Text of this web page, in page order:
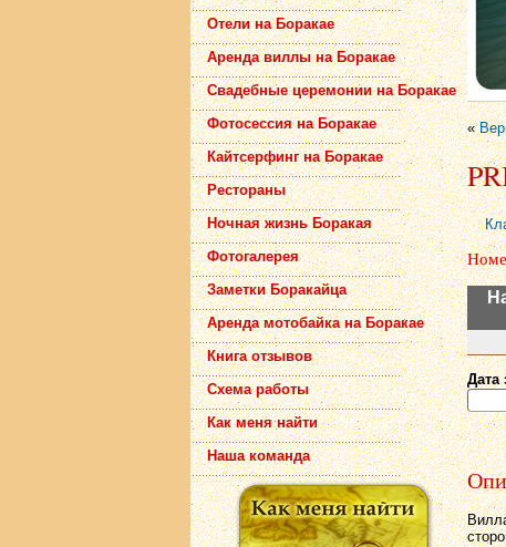
Отели на Боракае
Аренда виллы на Боракае
Свадебные церемонии на Боракае
Фотосессия на Боракае
Кайтсерфинг на Боракае
Рестораны
Ночная жизнь Боракая
Фотогалерея
Заметки Боракайца
Аренда мотобайка на Боракае
Книга отзывов
Схема работы
Как меня найти
Наша команда
«
Дата